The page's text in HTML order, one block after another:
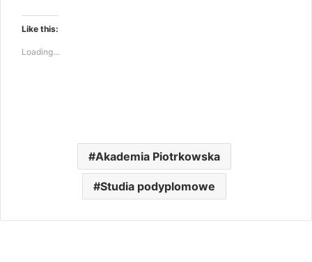
Like this:
Loading...
Akademia Piotrkowska
Studia podyplomowe